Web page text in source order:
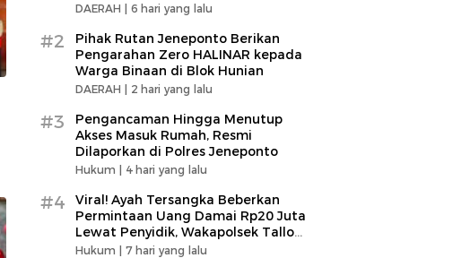
DAERAH | 6 hari yang lalu
#2
Pihak Rutan Jeneponto Berikan
Pengarahan Zero HALINAR kepada
Warga Binaan di Blok Hunian
DAERAH | 2 hari yang lalu
#3
Pengancaman Hingga Menutup
Akses Masuk Rumah, Resmi
Dilaporkan di Polres Jeneponto
Hukum | 4 hari yang lalu
#4
Viral! Ayah Tersangka Beberkan
Permintaan Uang Damai Rp20 Juta
Lewat Penyidik, Wakapolsek Tallo
Klarifikasi Soal Terima Uang Rp3
Hukum | 7 hari yang lalu